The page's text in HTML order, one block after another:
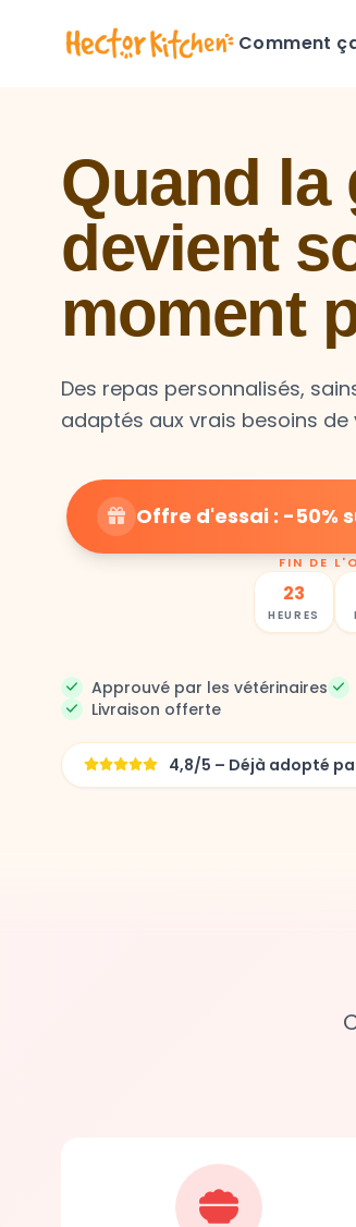
Comment
Quand la
devient
moment
Des repas personnalisés,
adaptés aux vrais besoins
Offre d'essai : -50%
FIN DE
23
HEURES
Approuvé par les vétérinaires
Livraison offerte
4,8/5 – Déjà adopté